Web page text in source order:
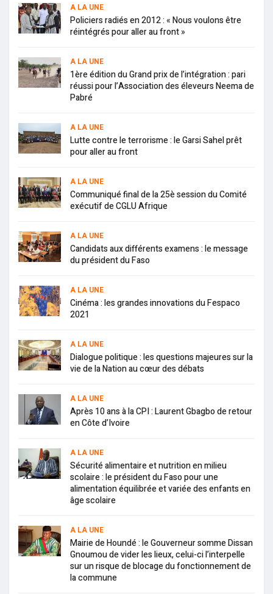
A LA UNE
Policiers radiés en 2012 : « Nous voulons être
réintégrés pour aller au front »
A LA UNE
1ère édition du Grand prix de l’intégration : pari
réussi pour l’Association des éleveurs Neema de
Pabré
A LA UNE
Lutte contre le terrorisme : le Garsi Sahel prêt
pour aller au front
A LA UNE
Communiqué final de la 25è session du Comité
exécutif de CGLU Afrique
A LA UNE
Candidats aux différents examens : le message
du président du Faso
A LA UNE
Cinéma : les grandes innovations du Fespaco
2021
A LA UNE
Dialogue politique : les questions majeures sur la
vie de la Nation au cœur des débats
A LA UNE
Après 10 ans à la CPI : Laurent Gbagbo de retour
en Côte d’Ivoire
A LA UNE
Sécurité alimentaire et nutrition en milieu
scolaire : le président du Faso pour une
alimentation équilibrée et variée des enfants en
âge scolaire
A LA UNE
Mairie de Houndé : le Gouverneur somme Dissan
Gnoumou de vider les lieux, celui-ci l’interpelle
sur un risque de blocage du fonctionnement de
la commune